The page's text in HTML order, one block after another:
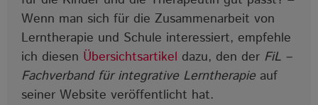
Wenn man sich für die Zusammenarbeit von
Lerntherapie und Schule interessiert, empfehle
ich diesen Übersichtsartikel dazu, den der FiL –
Fachverband für integrative Lerntherapie auf
seiner Website veröffentlicht hat.